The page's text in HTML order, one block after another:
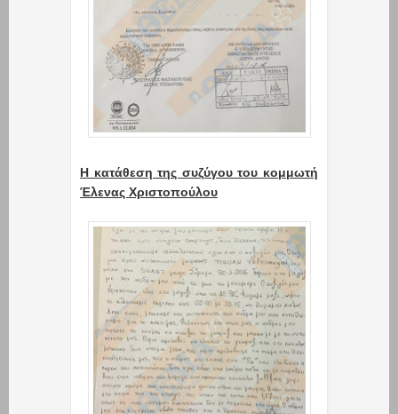
Η κατάθεση της συζύγου του κομμωτή
Έλενας Χριστοπούλου